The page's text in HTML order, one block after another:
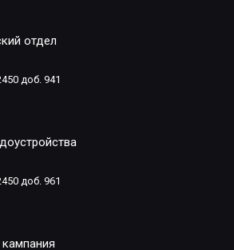
отдел
доб. 941
доб. 961